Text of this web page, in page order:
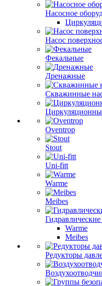
Насосное
Насос
Фекальные
Дренажные
Скважинные
Oventrop
Stout
Uni-fitt
Warme
Meibes
Гидравлические
Warme
Meibes
Редукторы